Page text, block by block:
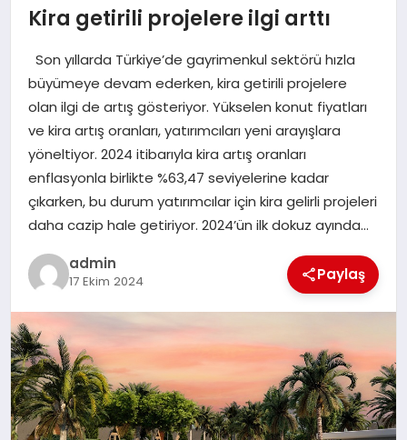
SIYASET
SPOR
YAŞAM
EKONOMI
SAĞLIK
DÜNYA
EĞITIM
Kira getirili projelere ilgi arttı
Son yıllarda Türkiye’de gayrimenkul sektörü hızla
büyümeye devam ederken, kira getirili projelere
olan ilgi de artış gösteriyor. Yükselen konut fiyatları
ve kira artış oranları, yatırımcıları yeni arayışlara
yöneltiyor. 2024 itibarıyla kira artış oranları
enflasyonla birlikte %63,47 seviyelerine kadar
çıkarken, bu durum yatırımcılar için kira gelirli projeleri
daha cazip hale getiriyor. 2024’ün ilk dokuz ayında…
admin
17 Ekim 2024 Paylaş